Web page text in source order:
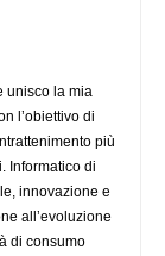
unisco la mia
l’obiettivo di
più
Informatico di
innovazione e
all’evoluzione
di consumo